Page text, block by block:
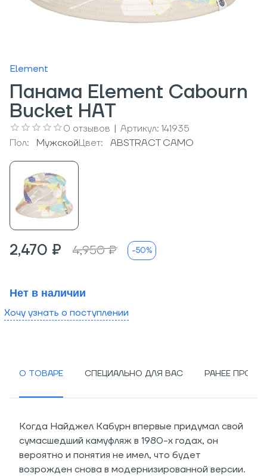
Element
Панама Element Cabourn
Bucket HAT
0 отзывов | Артикул: 141935
Пол:
МужcкойЦвет: ABSTRACT CAMO
2,470 ₽ 4,950 ₽ -50%
Нет в наличии
Хочу узнать о поступлении
О ТОВАРЕ СПЕЦИАЛЬНО ДЛЯ ВАС РАНЕЕ
Когда Найджел Кабурн впервые придумал свой
сумасшедший камуфляж в 1980-х годах, он
вероятно и понятия не имел, что будет
возрожден снова в модернизированной версии.